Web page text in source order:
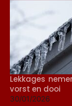
Lekkages
vorst en dooi
30/01/2026